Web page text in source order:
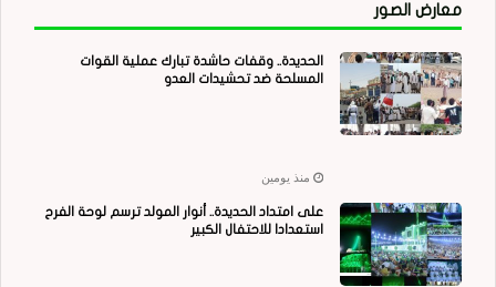
معارض الصور
الحديدة.. وقفات حاشدة تبارك عملية القوات
المسلحة ضد تحشيدات العدو
منذ يومين
على امتداد الحديدة.. أنوار المولد ترسم لوحة الفرح
استعدادا للاحتفال الكبير